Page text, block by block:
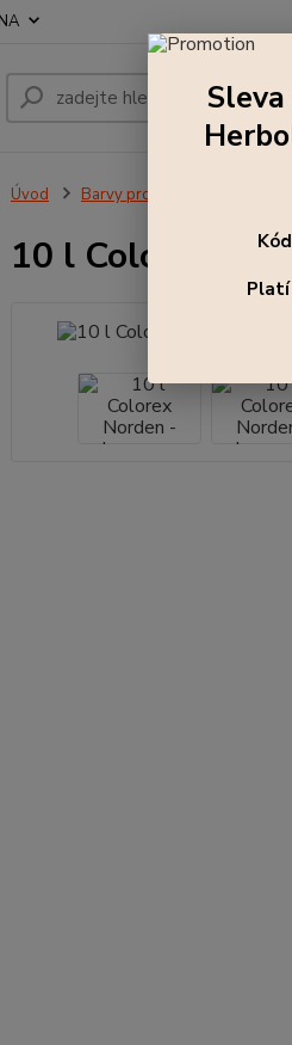
Úvod Barvy pro exteriér 10 l
10 l Colorex
Platí